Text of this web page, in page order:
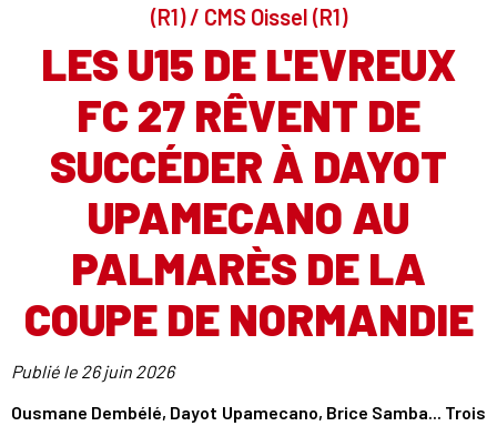
(R1) / CMS Oissel (R1)
LES U15 DE L'EVREUX
FC 27 RÊVENT DE
SUCCÉDER À DAYOT
UPAMECANO AU
PALMARÈS DE LA
COUPE DE NORMANDIE
Publié le 26 juin 2026
Ousmane Dembélé, Dayot Upamecano, Brice Samba... Trois